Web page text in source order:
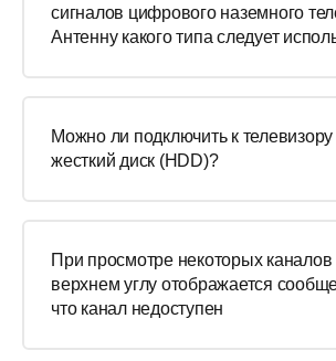
сигналов цифрового наземного
Антенну какого типа следует
Можно ли подключить к
жесткий диск (HDD)?
При просмотре некоторых
верхнем углу отображается
что канал недоступен